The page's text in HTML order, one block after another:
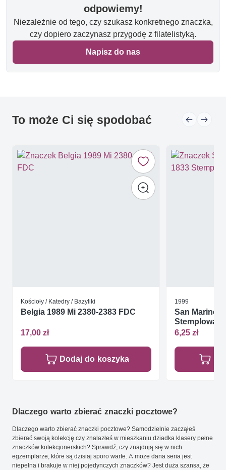
odpowiemy!
Niezależnie od tego, czy szukasz konkretnego znaczka,
czy dopiero zaczynasz przygodę z filatelistyką.
Napisz do nas
To może Ci się spodobać
Kościoły / Katedry / Bazyliki
Belgia 1989 Mi 2380-2383 FDC
17,00 zł
Dodaj do koszyka
1999
San Marino
6,25 zł
Dlaczego warto zbierać znaczki pocztowe?
Dlaczego warto zbierać znaczki pocztowe? Samodzielnie zacząłeś
zbierać swoją kolekcję czy znalazłeś w mieszkaniu dziadka klasery pełne
znaczków kolekcjonerskich? Sprawdź, czy znajdują się w nich
egzemplarze, które są dzisiaj sporo warte. A może dana seria jest
niepełna i brakuje w niej pojedynczych znaczków? Jest duża szansa, że